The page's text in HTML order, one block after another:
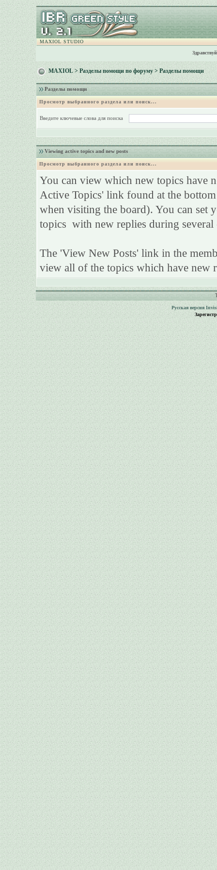
MAXIOL STUDIO
MAXIOL>Разделы помощи по форуму> Разделы помощи
Разделы помощи
Просмотр выбранного раздела или поиск...
Введите ключевые слова для поиска
Viewing active topics and new posts
Просмотр выбранного раздела или поиск...
You can view which new topics have
Active Topics' link found at the
when visiting the board). You can set
topics with new replies during several
The 'View New Posts' link in the
view all of the topics which have new
Русская версия